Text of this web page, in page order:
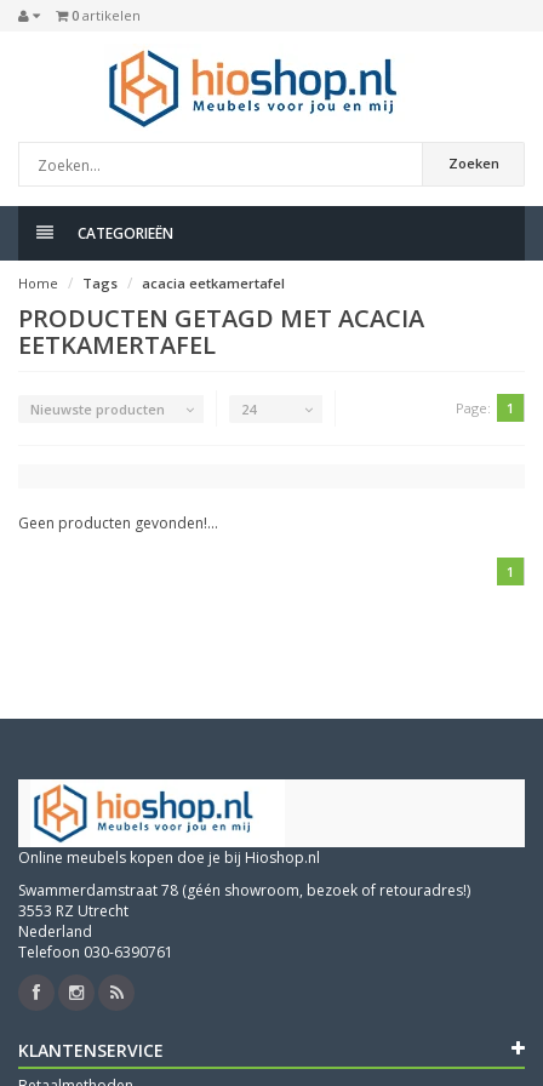
0 artikelen
Zoeken
CATEGORIEËN
Home Tags acacia eetkamertafel
PRODUCTEN GETAGD MET ACACIA
EETKAMERTAFEL
Nieuwste producten 24 Page: 1
Geen producten gevonden!...
1
Online meubels kopen doe je bij Hioshop.nl
Swammerdamstraat 78 (géén showroom, bezoek of retouradres!)
3553 RZ Utrecht
Nederland
Telefoon 030-6390761
KLANTENSERVICE